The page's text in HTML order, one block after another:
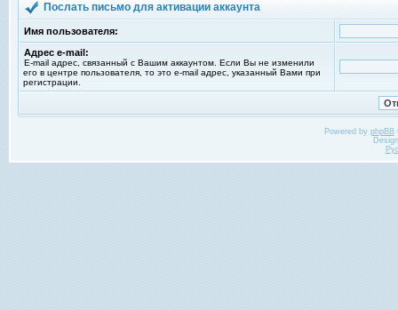
Послать письмо для активации аккаунта
Имя пользователя:
Адрес e-mail:
E-mail адрес, связанный с Вашим аккаунтом. Если Вы не изменили
его в центре пользователя, то это e-mail адрес, указанный Вами при
регистрации.
Powered by phpBB